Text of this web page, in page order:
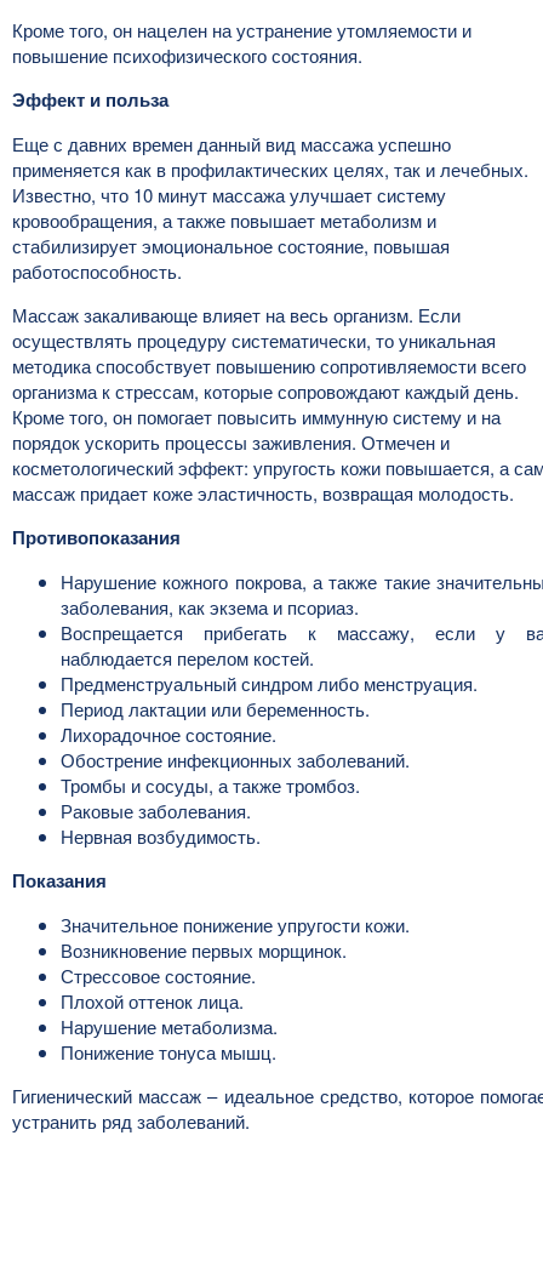
Кроме того, он нацелен на устранение утомляемости и
повышение психофизического состояния.
Эффект и польза
Еще с давних времен данный вид массажа успешно
применяется как в профилактических целях, так и лечебных.
Известно, что 10 минут массажа улучшает систему
кровообращения, а также повышает метаболизм и
стабилизирует эмоциональное состояние, повышая
работоспособность.
Массаж закаливающе влияет на весь организм. Если
осуществлять процедуру систематически, то уникальная
методика способствует повышению сопротивляемости всего
организма к стрессам, которые сопровождают каждый день.
Кроме того, он помогает повысить иммунную систему и на
порядок ускорить процессы заживления. Отмечен и
косметологический эффект: упругость кожи повышается, а
массаж придает коже эластичность, возвращая молодость.
Противопоказания
Нарушение кожного покрова, а также такие
заболевания, как экзема и псориаз.
Воспрещается прибегать к массажу, если у
наблюдается перелом костей.
Предменструальный синдром либо менструация.
Период лактации или беременность.
Лихорадочное состояние.
Обострение инфекционных заболеваний.
Тромбы и сосуды, а также тромбоз.
Раковые заболевания.
Нервная возбудимость.
Показания
Значительное понижение упругости кожи.
Возникновение первых морщинок.
Стрессовое состояние.
Плохой оттенок лица.
Нарушение метаболизма.
Понижение тонуса мышц.
Гигиенический массаж – идеальное средство, которое
устранить ряд заболеваний.